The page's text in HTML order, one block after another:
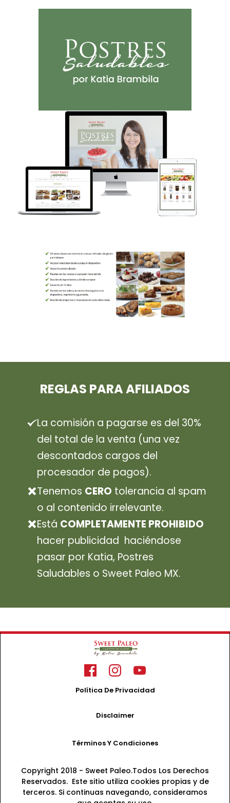
REGLAS PARA AFILIADOS
La comisión a pagarse es del 30%
del total de la venta (una vez
descontados cargos del
procesador de pagos).
Tenemos CERO tolerancia al spam
o al contenido irrelevante.
Está COMPLETAMENTE PROHIBIDO
hacer publicidad haciéndose
pasar por Katia, Postres
Saludables o Sweet Paleo MX.
Política De Privacidad
Disclaimer
Términos Y Condiciones
Copyright 2018 - Sweet Paleo.Todos Los Derechos
Reservados. Este sitio utiliza cookies propias y de
terceros. Si continuas navegando, consideramos